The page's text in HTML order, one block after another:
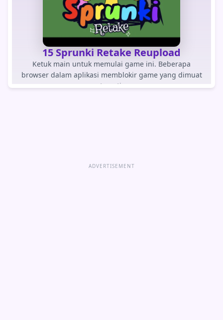
15 Sprunki Retake Reupload
Ketuk main untuk memulai game ini. Beberapa
browser dalam aplikasi memblokir game yang dimuat
otomatis.
ADVERTISEMENT